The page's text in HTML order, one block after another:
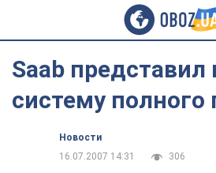
Saab представил
систему полного
Новости
16.07.2007 14:31
306